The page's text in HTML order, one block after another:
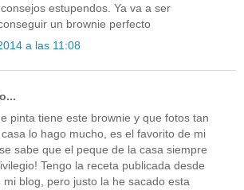
estupendos. Ya va a ser
un brownie perfecto
a las 11:08
pinta tiene este brownie y que fotos tan
lo hago mucho, es el favorito de mi
sabe que el peque de la casa siempre
Tengo la receta publicada desde
mi blog, pero justo la he sacado esta